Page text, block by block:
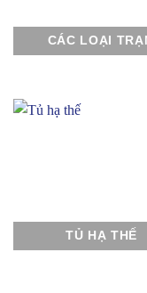
CÁC LOẠI
TỦ HẠ THẾ